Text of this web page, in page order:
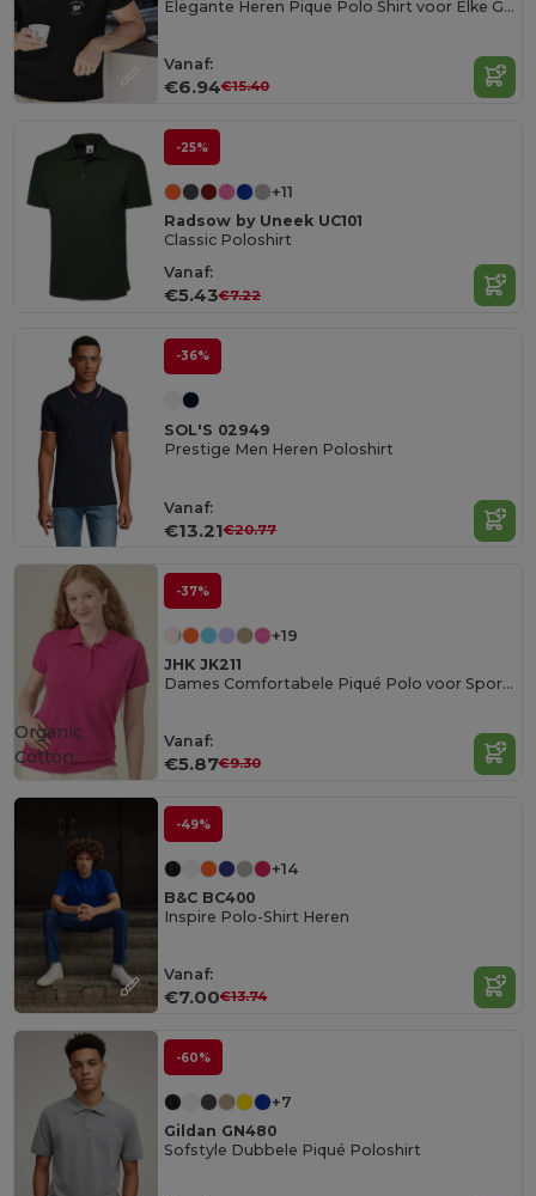
Elegante Heren Pique Polo Shirt voor Elke Gelegenheid
Vanaf:
€6.94€15.40
-25%
+11
Radsow by Uneek UC101
Classic Poloshirt
Vanaf:
€5.43€7.22
-36%
SOL'S 02949
Prestige Men Heren Poloshirt
Vanaf:
€13.21€20.77
-37%
+19
JHK JK211
Dames Comfortabele Piqué Polo voor Sport en Vrije Tijd
Vanaf:
€5.87€9.30
Organic
Cotton
-49%
+14
B&C BC400
Inspire Polo-Shirt Heren
Vanaf:
€7.00€13.74
-60%
+7
Gildan GN480
Sofstyle Dubbele Piqué Poloshirt